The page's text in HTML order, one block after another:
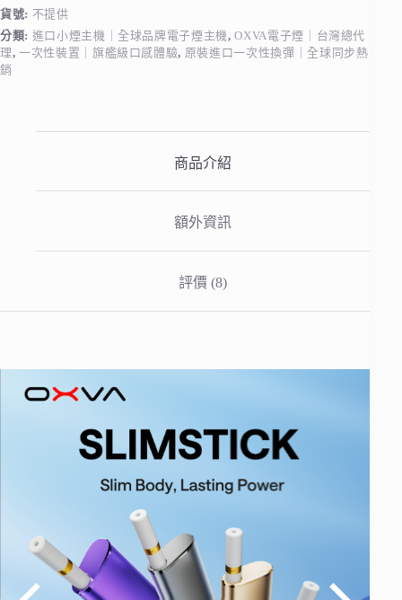
棒
數
量
貨號: 不提供
分類: 進口小煙主機｜全球品牌電子煙主機,OXVA電子煙｜台灣總代
理, 一次性裝置｜旗艦級口感體驗, 原裝進口一次性換彈｜全球同步熱
銷
商品介紹
額外資訊
評價 (8)